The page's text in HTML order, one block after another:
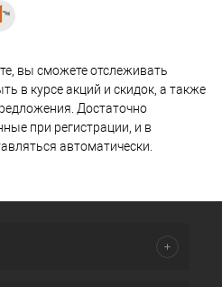
вы сможете отслеживать
в курсе акций и скидок, а также
Достаточно
при регистрации, и в
автоматически.